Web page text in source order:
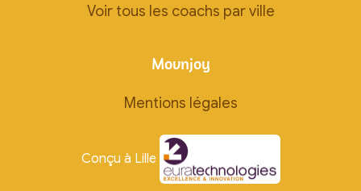
Voir tous les coachs par ville
Movnjoy
Mentions légales
Conçu à Lille